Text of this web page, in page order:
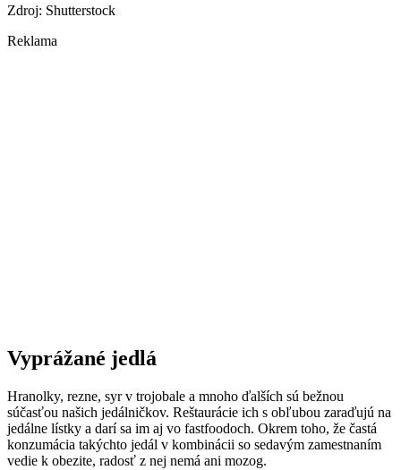
Zdroj: Shutterstock
Reklama
Vyprážané jedlá
Hranolky, rezne, syr v trojobale a mnoho ďalších sú bežnou
súčasťou našich jedálničkov. Reštaurácie ich s obľubou zaraďujú na
jedálne lístky a darí sa im aj vo fastfoodoch. Okrem toho, že častá
konzumácia takýchto jedál v kombinácii so sedavým zamestnaním
vedie k obezite, radosť z nej nemá ani mozog.